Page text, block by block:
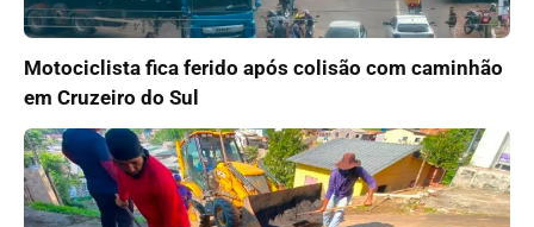
Motociclista fica ferido após colisão com caminhão
em Cruzeiro do Sul